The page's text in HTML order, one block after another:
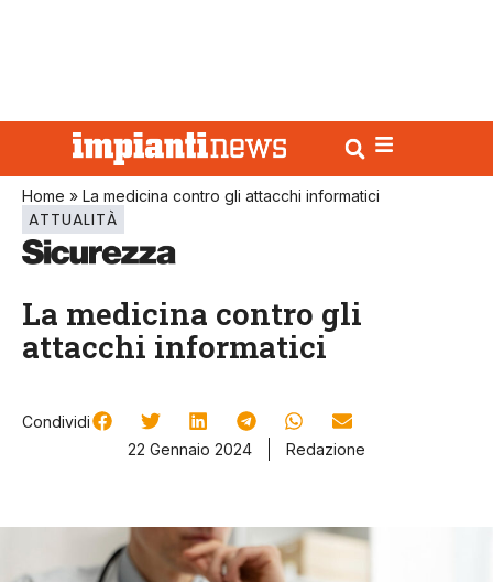
Home » La medicina contro gli attacchi informatici
ATTUALITÀ
La medicina contro gli
attacchi informatici
Condividi
22 Gennaio 2024
Redazione